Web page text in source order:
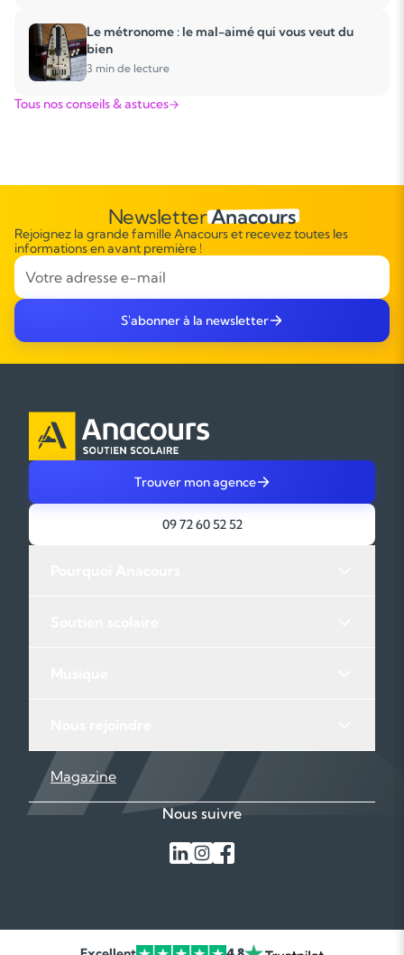
Le métronome : le mal-aimé qui vous veut du
bien
3 min de lecture
Tous nos conseils & astuces
NewsletterAnacours
Rejoignez la grande famille Anacours et recevez toutes les
informations en avant première !
S'abonner à la newsletter
Trouver mon agence
09 72 60 52 52
Magazine
Nous suivre